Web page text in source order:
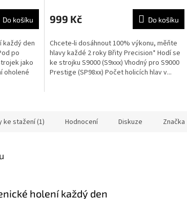
Do košíku
každý den
po
jako
oholené
produktu
je
z
5
hvězdiček.
999 Kč Do košíku
Chcete-li dosáhnout 100% výkonu, měňte
hlavy každé 2 roky Břity Precision* Hodí se
ke strojku S9000 (S9xxx) Vhodný pro S9000
Prestige (SP98xx) Počet holicích hlav v...
ke stažení (1) Hodnocení Diskuze Značka
holení každý den